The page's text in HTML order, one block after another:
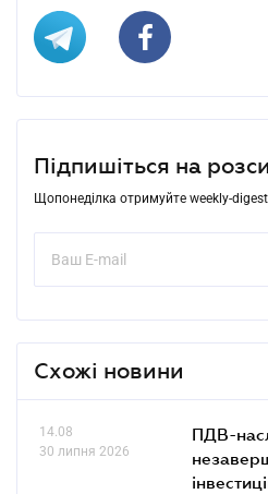
Підпишіться на
Щопонеділка отримуйте weekly-digest
Схожі новини
14.08
30 липня 2026
ПДВ-